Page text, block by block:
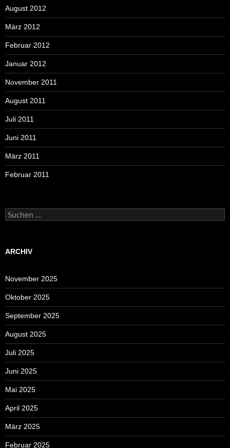
August 2012
März 2012
Februar 2012
Januar 2012
November 2011
August 2011
Juli 2011
Juni 2011
März 2011
Februar 2011
Suchen
nach:
ARCHIV
November 2025
Oktober 2025
September 2025
August 2025
Juli 2025
Juni 2025
Mai 2025
April 2025
März 2025
Februar 2025